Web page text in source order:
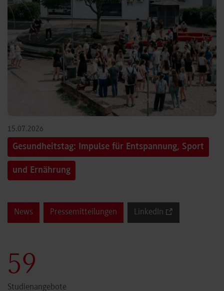
15.07.2026
Gesundheitstag: Impulse für Entspannung, Sport
und Ernährung
News Pressemitteilungen LinkedIn
60
Studienangebote